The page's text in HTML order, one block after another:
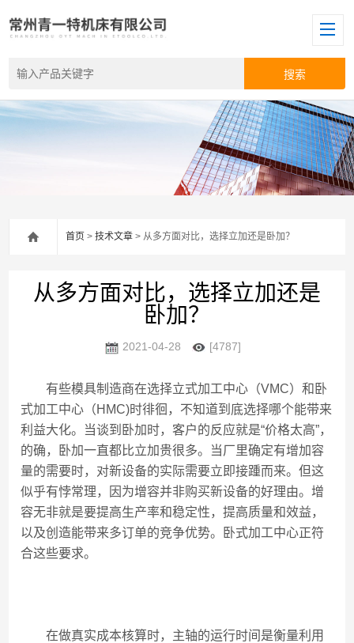
首页 >技术文章 > 从多方面对比，选择立加还是卧加？
从多方面对比，选择立加还是
卧加？
2021-04-28 [4787]
有些模具制造商在选择立式加工中心（VMC）和卧
式加工中心（HMC)时徘徊，不知道到底选择哪个能带来
利益大化。当谈到卧加时，客户的反应就是“价格太高”，
的确，卧加一直都比立加贵很多。当厂里确定有增加容
量的需要时，对新设备的实际需要立即接踵而来。但这
似乎有悖常理，因为增容并非购买新设备的好理由。增
容无非就是要提高生产率和稳定性，提高质量和效益，
以及创造能带来多订单的竞争优势。卧式加工中心正符
合这些要求。
在做真实成本核算时，主轴的运行时间是衡量利用